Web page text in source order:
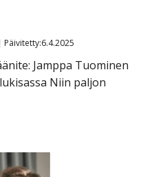
Päivitetty:6.4.2025
Jamppa Tuominen
Niin paljon